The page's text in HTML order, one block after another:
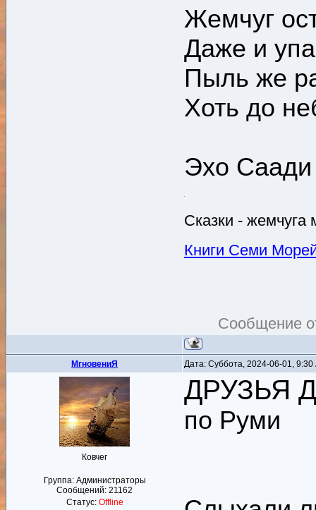
Жемчуг
Даже и
Пыль же
Хоть до
Эхо Саади
Сказки - жемчуга
Книги Семи
Сообщение
MгновениЯ Дата: Суббота, 2024-06-01,
Ковчег
Группа: Администраторы
Сообщений: 21162
Статус: Offline
ДРУЗЬЯ
по Руми